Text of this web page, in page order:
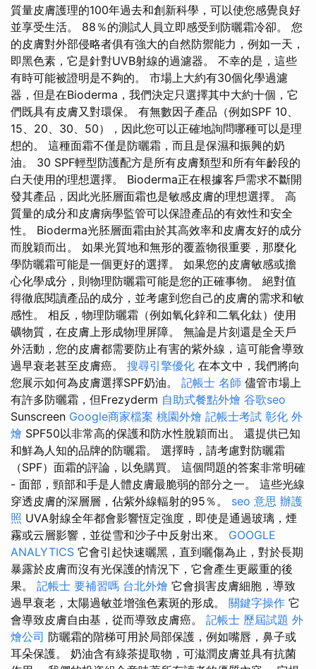
質量皮膚護理的100年過去和創新科學，可以使您感覺良好
並享受生活。 88％的測試人員立即感受到防曬霜冷卻。 您
的皮膚對外部侵略者俱有強大的自然防禦能力，例如一天，
即黑色素，它是針對UVB射線的過濾器。 不幸的是，這些
有時可能被證明是不夠的。 市場上大約有30個化學過濾
器，但是在Bioderma，我們決定只選擇其中大約十個，它
們既具有皮膚又對環保。 有無數因子產品（例如SPF 10、
15、20、30、50），因此您可以正確地詢問哪種可以是理
想的。 這種面霜不僅是防曬霜，而且是保濕和振興的奶
油。 30 SPF輕型防護配方是所有皮膚類型和所有年齡段的
白天使用的理想選擇。 Bioderma正在根據客戶需求不斷開
發其產品，因此光胚層面霜也是敏感皮膚的理想選擇。 高
質量的成分和皮膚病學監管可以保證產品的有效性和安全
性。 Bioderma光胚層面霜由於其高效率和皮膚友好的成分
而脫穎而出。 如果光質地和無形的覆蓋物很重要，那麼化
學防曬霜可能是一個更好的選擇。 如果您的皮膚敏感或擔
心化學成分，則物理防曬霜可能是您的正確事物。 絕對值
得徹底閱讀產品的成分，並考慮到您自己的皮膚的需求和敏
感性。 相反，物理防曬霜（例如氧化鋅和二氧化鈦）使用
礦物質，在皮膚上形成物理屏障。 無論是片刻還是全天戶
外活動，您的皮膚都需要防止有害的紫外線，這可能會導致
過早衰老甚至皮膚癌。 搜尋引擎優化 在本文中，我們將向
您展示如何為皮膚選擇SPF奶油。 記帳士 名師 儘管市場上
有許多防曬霜，但Frezyderm 自助式餐點外燴 谷歌seo
Sunscreen Google商家檔案 桃園外燴 記帳士考試 彰化 外
燴 SPF50以非常高的保護和防水性脫穎而出。 還提供已知
和鮮為人知的品牌的防曬霜。 選擇時，請考慮對防曬霜
（SPF）面霜的評論，以免購買。 這個問題的答案非常明確
- 面部，頸部和手是人體皮膚最脆弱的部分之一。 這些光線
穿透皮膚的深層層，佔紫外線輻射的95％。 seo 意思 辦護
照 UVA射線全年都會影響恆定強度，即使是通過玻璃，煙
霧或云層影響，並從雪和沙子中反射出來。 GOOGLE
ANALYTICS 它會引起快速曬黑，直到曬傷為止，對於長期
暴露於皮膚而沒有光保護的情況下，它會產生更嚴重的後
果。 記帳士 要補習嗎 台北外燴 它會損害皮膚細胞，導致
過早衰老，太陽過敏並增強色素斑的形成。 關鍵字操作 它
會導致皮膚自由基，從而導致皮膚癌。 記帳士 歷屆試題 外
燴公司 防曬霜的階梯可用於局部保護，例如嘴唇，鼻子或
耳朵保護。 奶油含有綠茶提取物，可滋潤皮膚並具有抗菌